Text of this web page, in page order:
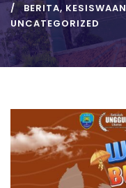
BERITA, KESISWAAN
UNCATEGORIZED